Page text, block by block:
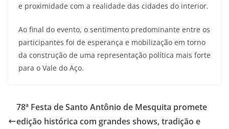
e proximidade com a realidade das cidades do interior.
Ao final do evento, o sentimento predominante entre os
participantes foi de esperança e mobilização em torno
da construção de uma representação política mais forte
para o Vale do Aço.
78ª Festa de Santo Antônio de Mesquita promete
edição histórica com grandes shows, tradição e